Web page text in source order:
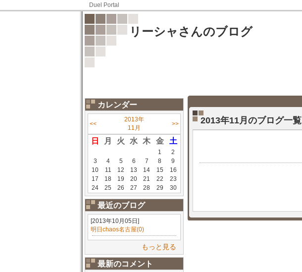
Duel Portal
リーシャさんのブログ
カレンダー
<<
2013年
11月
>>
日 月 火 水 木 金 土
1
2
3
4 5 6 7 8
9
10
11 12 13 14 15
16
17
18 19 20 21 22
23
24
25 26 27 28 29 30
最近のブログ
[2013年10月05日]
明日chaos名古屋(0)
もっと見る
最新のコメント
2013年11月のブログ一覧